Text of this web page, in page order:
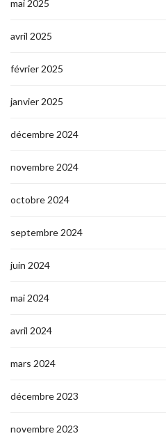
mai 2025
avril 2025
février 2025
janvier 2025
décembre 2024
novembre 2024
octobre 2024
septembre 2024
juin 2024
mai 2024
avril 2024
mars 2024
décembre 2023
novembre 2023